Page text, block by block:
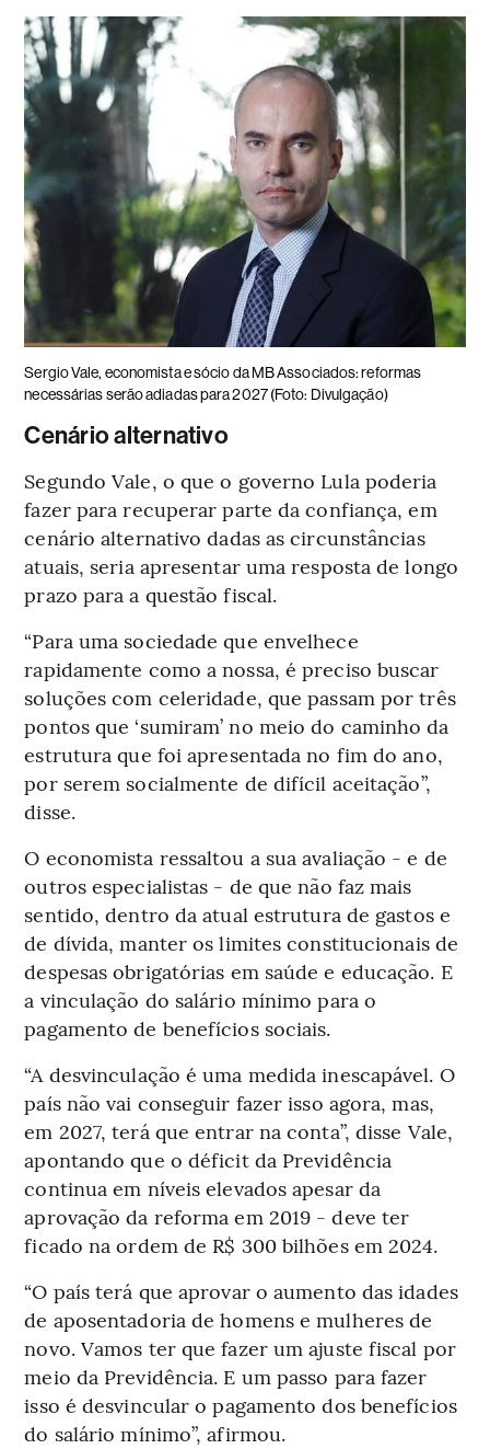
Sergio Vale, economista e sócio da MB Associados: reformas
necessárias serão adiadas para 2027 (Foto: Divulgação)
Cenário alternativo
Segundo Vale, o que o governo Lula poderia
fazer para recuperar parte da confiança, em
cenário alternativo dadas as circunstâncias
atuais, seria apresentar uma resposta de longo
prazo para a questão fiscal.
“Para uma sociedade que envelhece
rapidamente como a nossa, é preciso buscar
soluções com celeridade, que passam por três
pontos que ‘sumiram’ no meio do caminho da
estrutura que foi apresentada no fim do ano,
por serem socialmente de difícil aceitação”,
disse.
O economista ressaltou a sua avaliação - e de
outros especialistas - de que não faz mais
sentido, dentro da atual estrutura de gastos e
de dívida, manter os limites constitucionais de
despesas obrigatórias em saúde e educação. E
a vinculação do salário mínimo para o
pagamento de benefícios sociais.
“A desvinculação é uma medida inescapável. O
país não vai conseguir fazer isso agora, mas,
em 2027, terá que entrar na conta”, disse Vale,
apontando que o déficit da Previdência
continua em níveis elevados apesar da
aprovação da reforma em 2019 - deve ter
ficado na ordem de R$ 300 bilhões em 2024.
“O país terá que aprovar o aumento das idades
de aposentadoria de homens e mulheres de
novo. Vamos ter que fazer um ajuste fiscal por
meio da Previdência. E um passo para fazer
isso é desvincular o pagamento dos benefícios
do salário mínimo”, afirmou.